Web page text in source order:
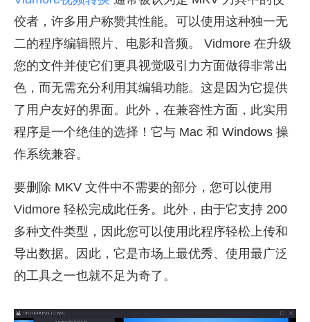
佼者，许多用户称赞其性能。可以使用这种独一无
二的程序编辑照片、电影和音频。 Vidmore 在升级
您的文件并使它们更具视觉吸引力方面做得非常出
色，而无需充分利用其编辑功能。这是因为它提供
了用户友好的界面。此外，在兼容性方面，此实用
程序是一个绝佳的选择！它与 Mac 和 Windows 操
作系统兼容。
要删除 MKV 文件中不需要的部分，您可以使用
Vidmore 轻松完成此任务。此外，由于它支持 200
多种文件类型，因此您可以使用此程序轻松上传和
导出数据。因此，它是市场上最优秀、使用最广泛
的工具之一也就不足为奇了。